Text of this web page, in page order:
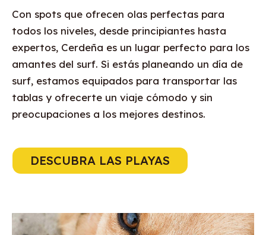
Con spots que ofrecen olas perfectas para
todos los niveles, desde principiantes hasta
expertos, Cerdeña es un lugar perfecto para los
amantes del surf. Si estás planeando un día de
surf, estamos equipados para transportar las
tablas y ofrecerte un viaje cómodo y sin
preocupaciones a los mejores destinos.
DESCUBRA LAS PLAYAS